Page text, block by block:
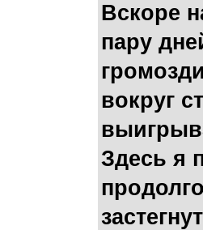
Вскоре
пару
вокруг
Здесь я